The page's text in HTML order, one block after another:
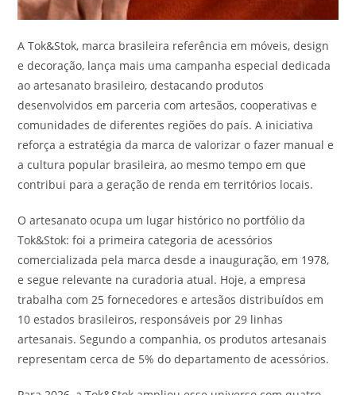
A Tok&Stok, marca brasileira referência em móveis, design
e decoração, lança mais uma campanha especial dedicada
ao artesanato brasileiro, destacando produtos
desenvolvidos em parceria com artesãos, cooperativas e
comunidades de diferentes regiões do país. A iniciativa
reforça a estratégia da marca de valorizar o fazer manual e
a cultura popular brasileira, ao mesmo tempo em que
contribui para a geração de renda em territórios locais.
O artesanato ocupa um lugar histórico no portfólio da
Tok&Stok: foi a primeira categoria de acessórios
comercializada pela marca desde a inauguração, em 1978,
e segue relevante na curadoria atual. Hoje, a empresa
trabalha com 25 fornecedores e artesãos distribuídos em
10 estados brasileiros, responsáveis por 29 linhas
artesanais. Segundo a companhia, os produtos artesanais
representam cerca de 5% do departamento de acessórios.